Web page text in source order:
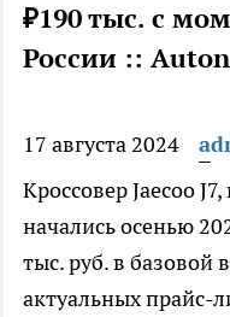
₽190 тыс. с
России ::
17 августа 2024
Кроссовер Jaecoo
начались осенью
тыс. руб. в базовой
актуальных прайс-